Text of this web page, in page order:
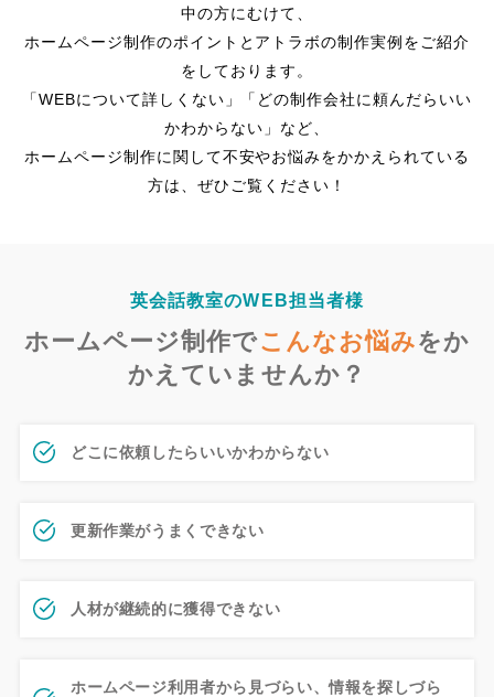
中の方にむけて、
ホームページ制作のポイントとアトラボの制作実例をご紹介
をしております。
「WEBについて詳しくない」「どの制作会社に頼んだらいい
かわからない」など、
ホームページ制作に関して不安やお悩みをかかえられている
方は、ぜひご覧ください！
英会話教室のWEB担当者様
ホームページ制作でこんなお悩みをか
かえていませんか？
どこに依頼したらいいかわからない
更新作業がうまくできない
人材が継続的に獲得できない
ホームページ利用者から見づらい、情報を探しづら